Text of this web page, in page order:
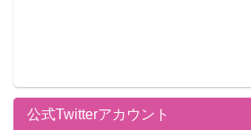
公式Twitterアカウント